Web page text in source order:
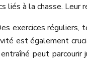
à la chasse. Leur
exercices
est également
peut parcourir